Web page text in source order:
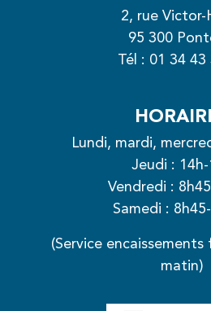
2, rue Victor-
95 300
Tél : 01 34 43
Lundi, mardi,
Jeudi : 14h-
Vendredi :
Samedi :
(Service encaissements
matin)